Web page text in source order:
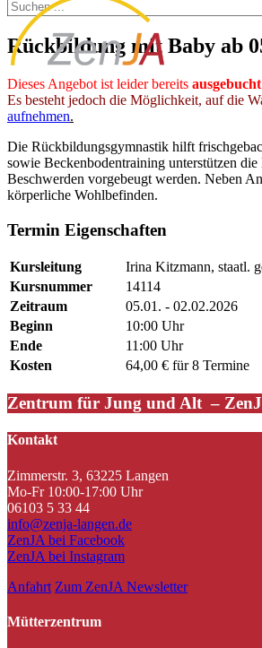
Rückbildung mit Baby ab
Dieses Angebot ist leider bereits ausgebucht
Es besteht jedoch die Möglichkeit, auf die
aufnehmen.
Die Rückbildungsgymnastik hilft
sowie Beckenbodentraining unterstützen
Beschwerden vorgebeugt werden. Neben
körperliche Wohlbefinden.
Termin Eigenschaften
Kursleitung
Irina Kitzmann, staatl.
Kursnummer
14114
Zeitraum
05.01. - 02.02.2026
Beginn
10:00 Uhr
Ende
11:00 Uhr
Kosten
64,00 € für 8 Termine
Zentrum für Jung und Alt –
Kontakt
Zimmerstr. 3, 63225 Langen
Mo-Fr 10:00-17:00 Uhr
06103 5 33 44
info@zenja-langen.de
ZenJA bei Facebook
ZenJA bei Instagram
Anfahrt Zum ZenJA Newsletter
Mütterzentrum